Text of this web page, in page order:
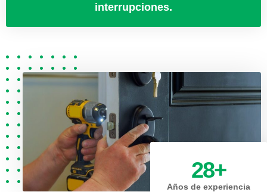
interrupciones.
Años de experiencia
28+